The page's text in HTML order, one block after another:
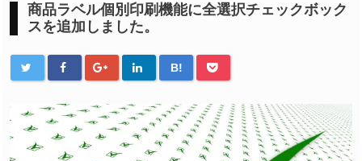
商品ラベル個別印刷機能に全選択チェックボック
スを追加しました。
B!